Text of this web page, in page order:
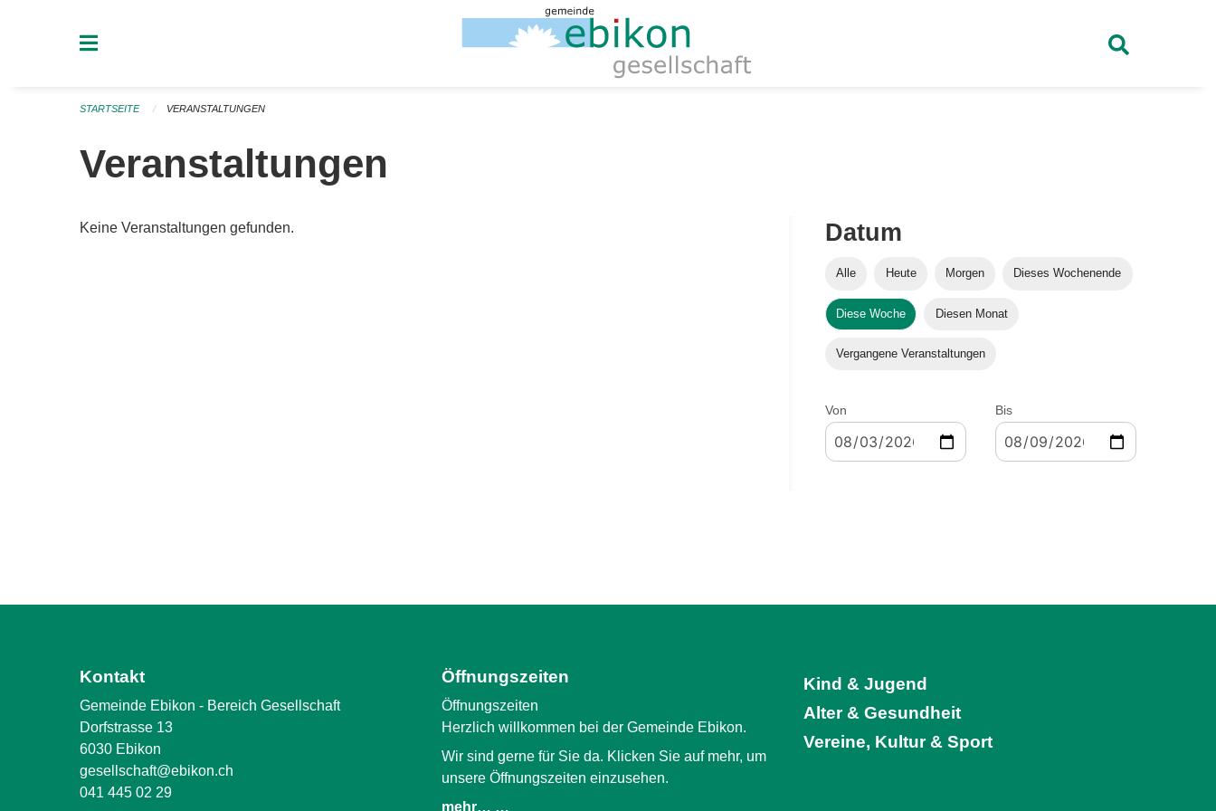
STARTSEITE VERANSTALTUNGEN
Veranstaltungen
Keine Veranstaltungen gefunden. Datum
Alle Heute Morgen Dieses Wochenende
Diese Woche Diesen Monat
Vergangene Veranstaltungen
Von Bis
Kontakt
Gemeinde Ebikon - Bereich Gesellschaft
Dorfstrasse 13
6030 Ebikon
gesellschaft@ebikon.ch
041 445 02 29
Öffnungszeiten
Öffnungszeiten
Herzlich willkommen bei der Gemeinde Ebikon.
Wir sind gerne für Sie da. Klicken Sie auf mehr, um
unsere Öffnungszeiten einzusehen.
mehr… …
Kind & Jugend
Alter & Gesundheit
Vereine, Kultur & Sport